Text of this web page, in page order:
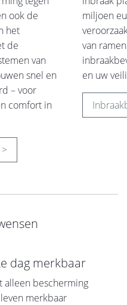
ook de
het
de
van
snel en
– voor
comfort in
miljoen
van
en uw
dag merkbaar
alleen bescherming
merkbaar